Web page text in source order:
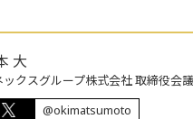
大
ックスグループ株式会社 取締役会
@okimatsumoto